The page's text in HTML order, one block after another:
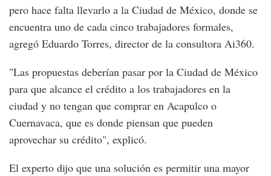
pero hace falta llevarlo a la Ciudad de México, donde se
encuentra uno de cada cinco trabajadores formales,
agregó Eduardo Torres, director de la consultora Ai360.
"Las propuestas deberían pasar por la Ciudad de México
para que alcance el crédito a los trabajadores en la
ciudad y no tengan que comprar en Acapulco o
Cuernavaca, que es donde piensan que pueden
aprovechar su crédito", explicó.
El experto dijo que una solución es permitir una mayor